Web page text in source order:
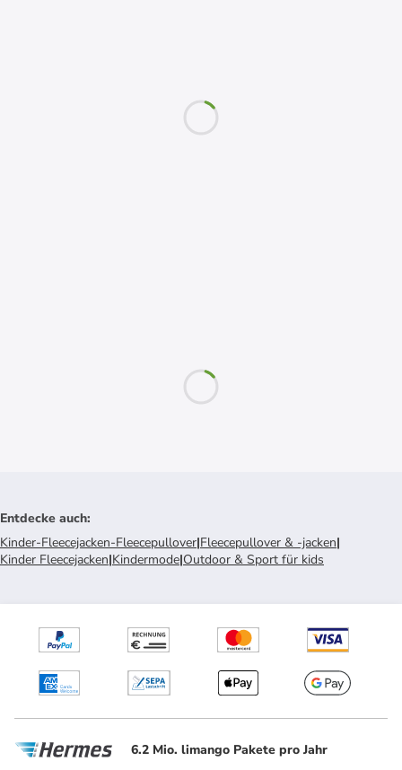
Entdecke auch:
Kinder-Fleecejacken-Fleecepullover|Fleecepullover & -jacken|
Kinder Fleecejacken|Kindermode|Outdoor & Sport für kids
6.2 Mio. limango Pakete pro Jahr